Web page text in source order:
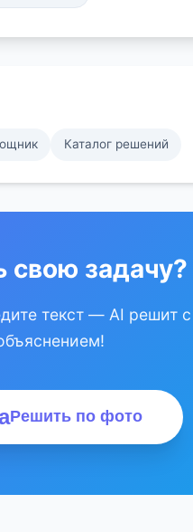
Каталог решений
задачу?
текст — AI решит с
Решить по фото